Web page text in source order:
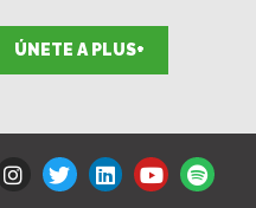
ÚNETE A PLUS+
n
s
w
i
i
n
o
u
p
o